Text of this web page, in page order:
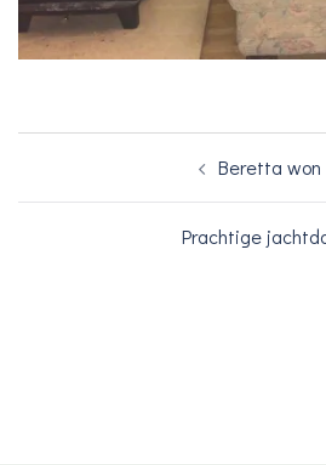
Beretta won
Prachtige